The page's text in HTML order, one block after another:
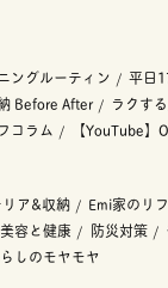
ングルーティン
平日
Before After
ラクす
コラム 【YouTube
ア&収納 Emi家のリ
美容と健康 防災対策
しのモヤモヤ